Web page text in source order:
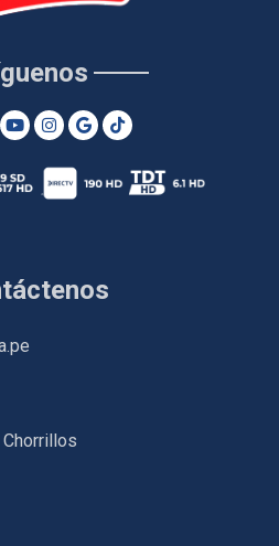
Chorrillos